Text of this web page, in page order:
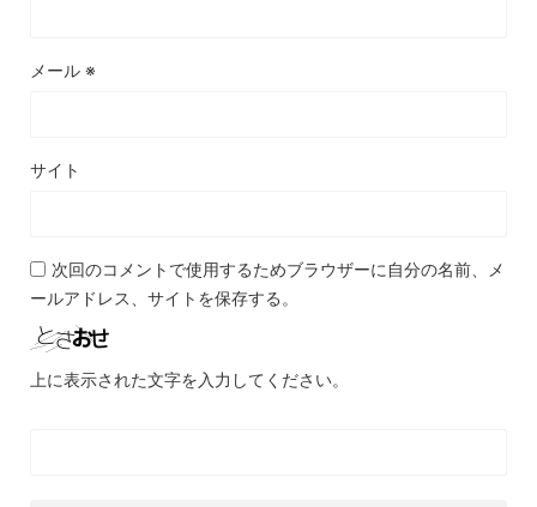
メール ※
サイト
次回のコメントで使用するためブラウザーに自分の名前、メ
ールアドレス、サイトを保存する。
上に表示された文字を入力してください。